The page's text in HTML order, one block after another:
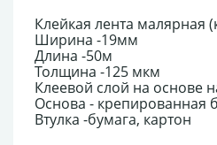
Клейкая лента малярная
Ширина -19мм
Длина -50м
Толщина -125 мкм
Клеевой слой на основе
Основа - крепированная
Втулка -бумага, картон